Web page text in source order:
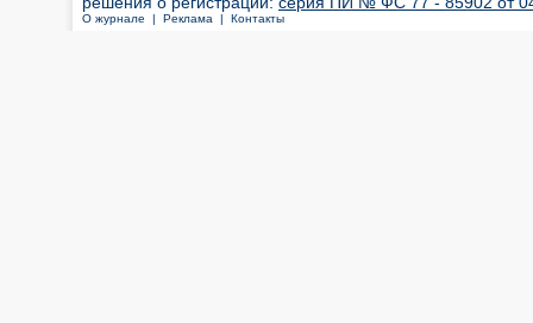
О журнале | Реклама | Контакты